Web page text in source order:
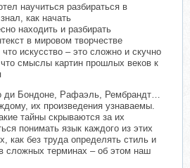
научиться разбираться в
как начать
находить и разбирать
в мировом творчестве
искусство – это сложно и скучно
смыслы картин прошлых веков к
ди Бондоне, Рафаэль, Рембрандт…
их произведения узнаваемы.
тайны скрываются за их
понимать язык каждого из этих
как без труда определять стиль и
сложных терминах – об этом наш